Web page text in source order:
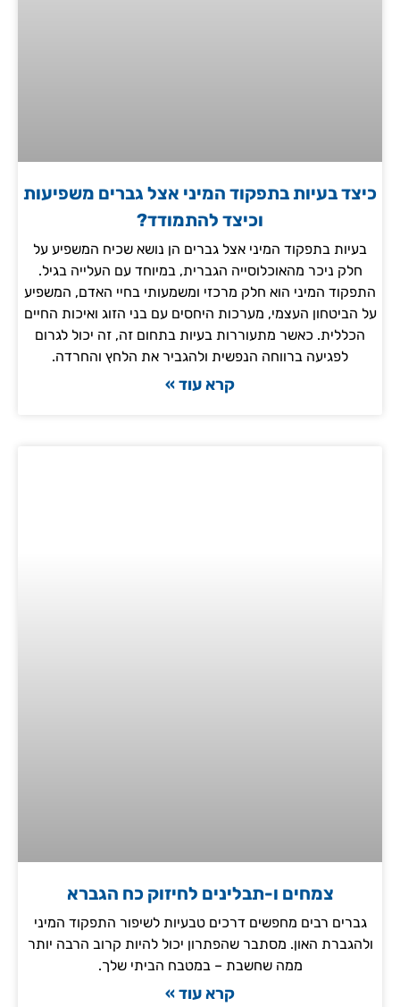
כיצד בעיות בתפקוד המיני אצל גברים משפיעות
וכיצד להתמודד?
בעיות בתפקוד המיני אצל גברים הן נושא שכיח המשפיע על
חלק ניכר מהאוכלוסייה הגברית, במיוחד עם העלייה בגיל.
התפקוד המיני הוא חלק מרכזי ומשמעותי בחיי האדם, המשפיע
על הביטחון העצמי, מערכות היחסים עם בני הזוג ואיכות החיים
הכללית. כאשר מתעוררות בעיות בתחום זה, זה יכול לגרום
לפגיעה ברווחה הנפשית ולהגביר את הלחץ והחרדה.
קרא עוד »
צמחים ו-תבלינים לחיזוק כח הגברא
גברים רבים מחפשים דרכים טבעיות לשיפור התפקוד המיני
ולהגברת האון. מסתבר שהפתרון יכול להיות קרוב הרבה יותר
ממה שחשבת – במטבח הביתי שלך.
קרא עוד »